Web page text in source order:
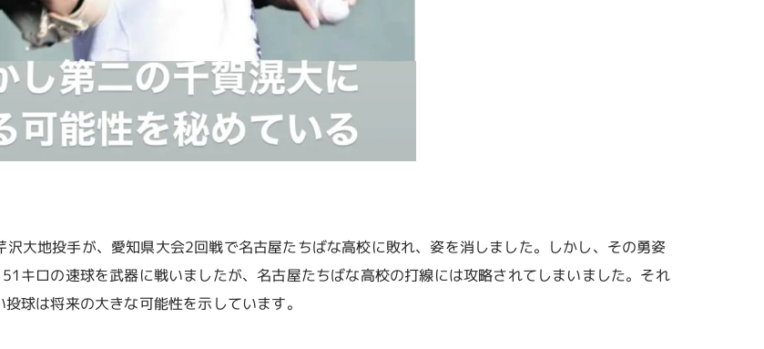
大地投手が、愛知県大会2回戦で名古屋たちばな高校に敗れ、姿を消しました。しかし、その勇姿
キロの速球を武器に戦いましたが、名古屋たちばな高校の打線には攻略されてしまいました。それ
球は将来の大きな可能性を示しています。